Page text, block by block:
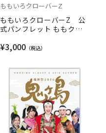
ももいろクローバーZ
ももいろクローバーZ 公
式パンフレット ももクロ
THE COLOR Road to
¥3,000